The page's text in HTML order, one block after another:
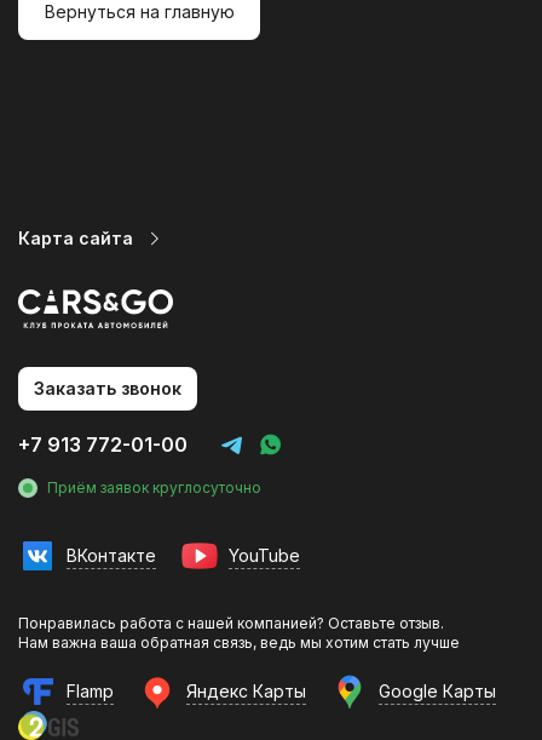
Контакты
Вернуться на главную
Карта сайта
Автопарк
Цены
О компании
Аренда авто без водителя в Новосибирске
Аренда с водителем
Фотосессии с авто
Эконом
Комфорт
Заказать звонок
+7 913 772-01-00
Приём заявок круглосуточно
ВКонтакте YouTube
Понравилась работа с нашей компанией? Оставьте отзыв.
Нам важна ваша обратная связь, ведь мы хотим стать лучше
Flamp Яндекс Карты Google Карты